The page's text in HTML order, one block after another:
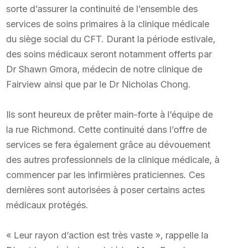
sorte d’assurer la continuité de l’ensemble des
services de soins primaires à la clinique médicale
du siège social du CFT. Durant la période estivale,
des soins médicaux seront notamment offerts par
Dr Shawn Gmora, médecin de notre clinique de
Fairview ainsi que par le Dr Nicholas Chong.
Ils sont heureux de prêter main-forte à l’équipe de
la rue Richmond. Cette continuité dans l’offre de
services se fera également grâce au dévouement
des autres professionnels de la clinique médicale, à
commencer par les infirmières praticiennes. Ces
dernières sont autorisées à poser certains actes
médicaux protégés.
« Leur rayon d’action est très vaste », rappelle la